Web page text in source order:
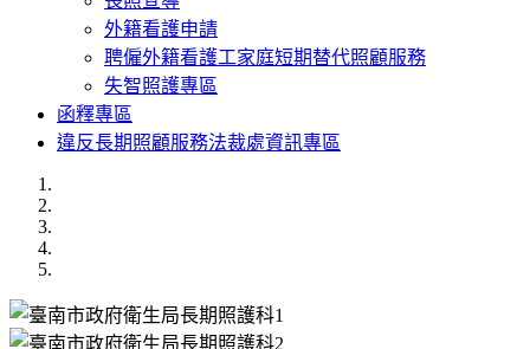
外籍看護申請
聘僱外籍看護工家庭短期替代照顧服務
失智照護專區
函釋專區
違反長期照顧服務法裁處資訊專區